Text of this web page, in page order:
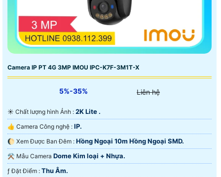
Camera IP PT 4G 3MP IMOU IPC-K7F-3M1T-X
5%-35% Liên hệ
☀️ Chất lượng hình Ảnh : 2K Lite .
👍 Camera Công nghệ : IP.
🌔 Xem Được Ban Đêm : Hồng Ngoại 10m Hồng Ngoại SMD.
⚒ Mẫu Camera Dome Kim loại + Nhựa.
️ƒ Đặt Điểm : Thu Âm.